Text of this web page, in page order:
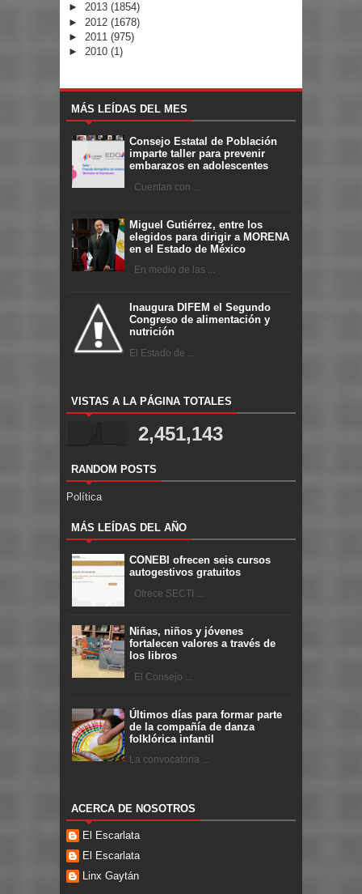
► 2013 (1854)
► 2012 (1678)
► 2011 (975)
► 2010 (1)
MÁS LEÍDAS DEL MES
Consejo Estatal de Población
imparte taller para prevenir
embarazos en adolescentes
Cuentan con ...
Miguel Gutiérrez, entre los
elegidos para dirigir a MORENA
en el Estado de México
En medio de las ...
Inaugura DIFEM el Segundo
Congreso de alimentación y
nutrición
El Estado de ...
VISTAS A LA PÁGINA TOTALES
2,451,143
RANDOM POSTS
Política
MÁS LEÍDAS DEL AÑO
CONEBI ofrecen seis cursos
autogestivos gratuitos
Ofrece SECTI ...
Niñas, niños y jóvenes
fortalecen valores a través de
los libros
El Consejo ...
Últimos días para formar parte
de la compañía de danza
folklórica infantil
La convocatoria ...
ACERCA DE NOSOTROS
El Escarlata
El Escarlata
Linx Gaytán